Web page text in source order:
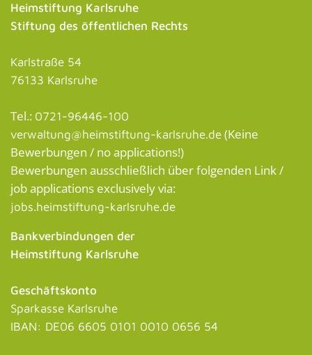
Heimstiftung Karlsruhe
Stiftung des öffentlichen Rechts
Karlstraße 54
76133 Karlsruhe
Tel.: 0721-96446-100
verwaltung@heimstiftung-karlsruhe.de (Keine
Bewerbungen / no applications!)
Bewerbungen ausschließlich über folgenden Link /
job applications exclusively via:
jobs.heimstiftung-karlsruhe.de
Bankverbindungen der
Heimstiftung Karlsruhe
Geschäftskonto
Sparkasse Karlsruhe
IBAN: DE06 6605 0101 0010 0656 54